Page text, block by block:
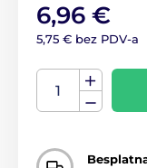
6,96 €
5,75 € bez PDV-a